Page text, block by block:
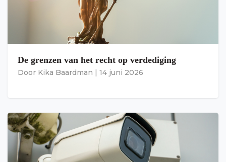
De grenzen van het recht op verdediging
Door Kika Baardman | 14 juni 2026